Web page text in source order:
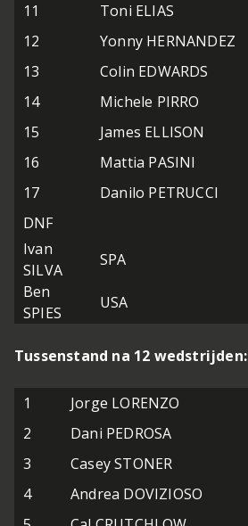
11
Toni ELIAS
12
Yonny HERNANDEZ
13
Colin EDWARDS
14
Michele PIRRO
15
James ELLISON
16
Mattia PASINI
17
Danilo PETRUCCI
DNF
Ivan
SILVA
SPA
Ben
SPIES
USA
Tussenstand na 12 wedstrijden:
1
Jorge LORENZO
2
Dani PEDROSA
3
Casey STONER
4
Andrea DOVIZIOSO